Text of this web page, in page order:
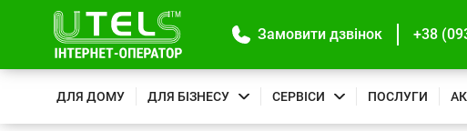
Замовити дзвінок +38
ДЛЯ ДОМУ ДЛЯ БІЗНЕСУ СЕРВІСИ ПОСЛУГИ